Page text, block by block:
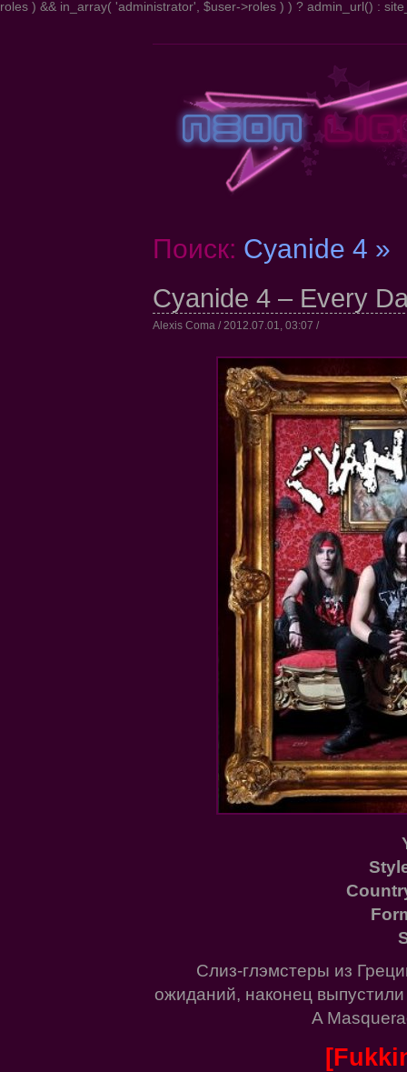
roles ) && in_array( 'administrator', $user->roles ) ) ? admin_url() :
Поиск: Cyanide 4 »
Cyanide 4 – Every
Alexis Coma / 2012.07.01, 03:07 /
Слиз-глэмстеры из
ожиданий, наконец
A